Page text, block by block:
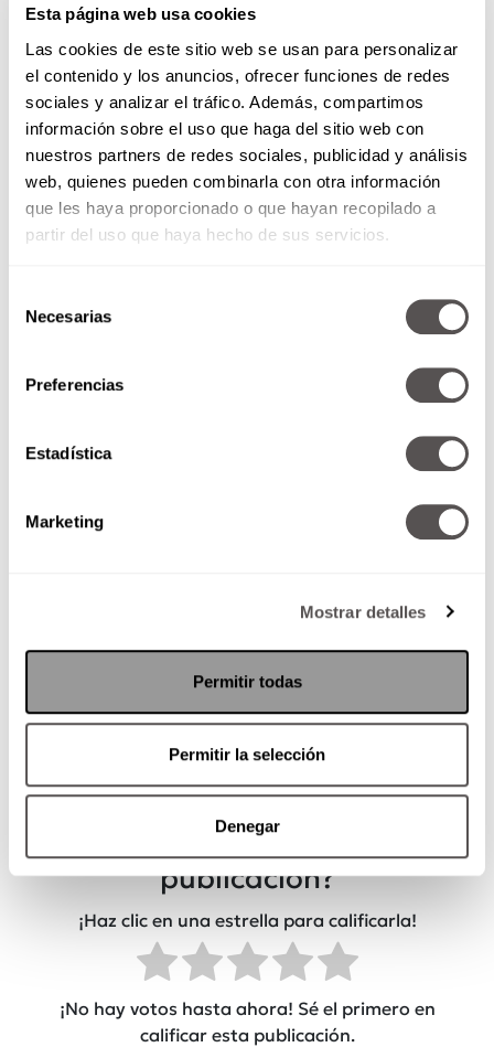
Esta página web usa cookies
Las cookies de este sitio web se usan para personalizar
el contenido y los anuncios, ofrecer funciones de redes
sociales y analizar el tráfico. Además, compartimos
información sobre el uso que haga del sitio web con
nuestros partners de redes sociales, publicidad y análisis
web, quienes pueden combinarla con otra información
que les haya proporcionado o que hayan recopilado a
partir del uso que haya hecho de sus servicios.
Necesarias
Preferencias
Estadística
Marketing
Mostrar detalles
Permitir todas
Permitir la selección
Denegar
Es una situación en la que hay lealtades y los
niños van a tener una lealtad hacia su papá, y
eso los va a hacer sentir incómodos, a los niños
y a ustedes, por lo que hay que ser muy
pacientes, entenderlos, pero tampoco aceptes
sus groserías. ¡Suerte!
Por: Vidal Schmill
¿Qué tan útil fue esta
publicación?
¡Haz clic en una estrella para calificarla!
¡No hay votos hasta ahora! Sé el primero en
calificar esta publicación.